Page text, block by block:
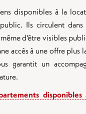
disponibles à la
Ils circulent dans
d'être visibles
accès à une offre plus
garantit un